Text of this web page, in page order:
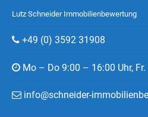
Lutz Schneider Immobilienbewertung
+49 (0) 3592 31908
Mo – Do 9:00 – 16:00 Uhr,
info@schneider-